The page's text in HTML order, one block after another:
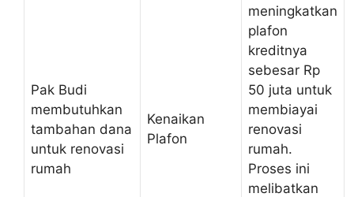
Pak Budi
membutuhkan
tambahan dana
untuk renovasi
rumah
Kenaikan
Plafon
meningkatkan
plafon
kreditnya
sebesar Rp
50 juta untuk
membiayai
renovasi
rumah.
Proses ini
melibatkan